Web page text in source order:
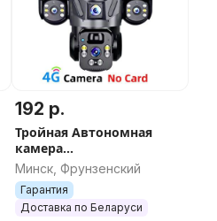
192 р.
Тройная Автономная
камера
Видеонаблюдения 4G
V380-SP16 с солнечной
панелью, микрофоном,
для улицы
Минск, Фрунзенский
Гарантия
Доставка по Беларуси